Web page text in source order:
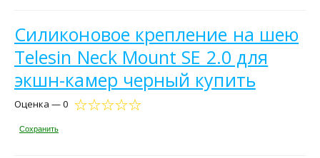
Силиконовое крепление на шею
Telesin Neck Mount SE 2.0 для
экшн-камер черный купить
Оценка — 0
Сохранить